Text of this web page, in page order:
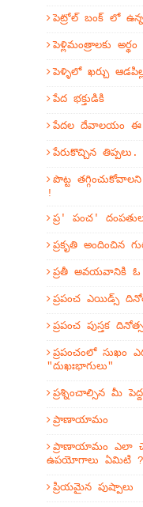
పెట్రోల్ బంక్ లో
పెళ్లిమంత్రాలకు
పెళ్ళిలో ఖర్చు
పేద భక్తుడికి
పేదల దేవాలయం ఈ
పేరుకొచ్చిన తిప్పలు.
పొట్ట
!
ప్ర' పంచ'
ప్రకృతి అందించిన
ప్రతీ అవయవానికి ఓ
ప్రపంచ ఎయిడ్స్
ప్రపంచ పుస్తక
ప్రపంచంలో సుఖం
"దుఖఃభాగులు"
ప్రశ్నించాల్సిన మీ
ప్రాణాయామం
ప్రాణాయామం ఎలా
ఉపయోగాలు ఏమిటి ?
ప్రియమైన పుష్పాలు